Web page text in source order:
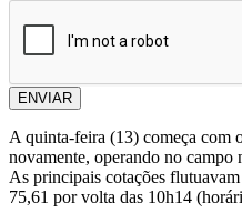
ENVIAR
A quinta-feira (13) começa com
novamente, operando no
As principais cotações
75,61 por volta das 10h14